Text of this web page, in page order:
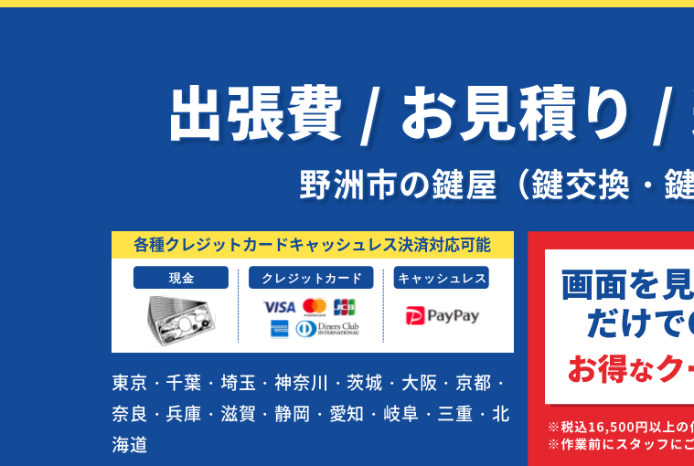
出張費 / お見積り
野洲市の鍵屋（鍵交換・
東京・千葉・埼玉・神奈川・茨城・大阪・京都・
奈良・兵庫・滋賀・静岡・愛知・岐阜・三重・北
海道